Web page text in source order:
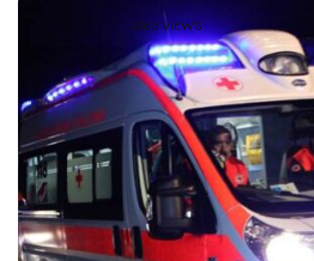
4365 VIEWS